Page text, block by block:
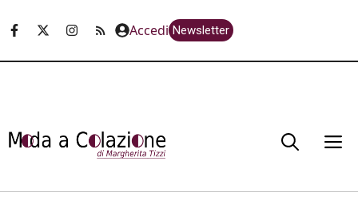
Accedi Newsletter